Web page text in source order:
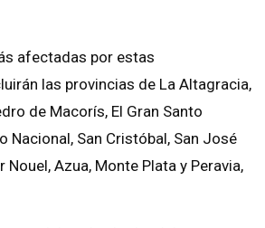
afectadas por estas
las provincias de La Altagracia,
de Macorís, El Gran Santo
Nacional, San Cristóbal, San José
Nouel, Azua, Monte Plata y Peravia,